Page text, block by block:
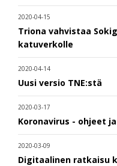
2020-04-15
Triona vahvistaa
katuverkolle
2020-04-14
Uusi versio TNE:stä
2020-03-17
Koronavirus - ohjeet
2020-03-09
Digitaalinen ratkaisu